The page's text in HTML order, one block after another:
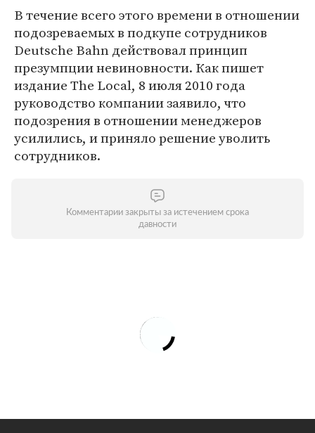
В течение всего этого времени в отношении
подозреваемых в подкупе сотрудников
Deutsche Bahn действовал принцип
презумпции невиновности. Как пишет
издание The Local, 8 июля 2010 года
руководство компании заявило, что
подозрения в отношении менеджеров
усилились, и приняло решение уволить
сотрудников.
Комментарии закрыты за истечением срока
давности